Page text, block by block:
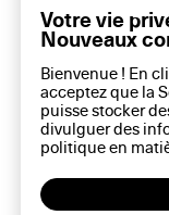
16 rue
Plan du site
Aide sur ce site
Gestion des
Politique des
Politique de
Mentions légales
Votre vie
Nouveaux
Bienvenue ! En
acceptez que la
puisse stocker
divulguer des
politique en